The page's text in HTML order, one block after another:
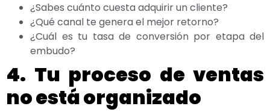
¿Sabes cuánto cuesta adquirir un cliente?
¿Qué canal te genera el mejor retorno?
¿Cuál es tu tasa de conversión por etapa del
embudo?
4. Tu proceso de ventas
no está organizado